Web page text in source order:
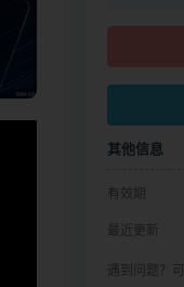
其他信息
有效期
最近更新
遇到问题？